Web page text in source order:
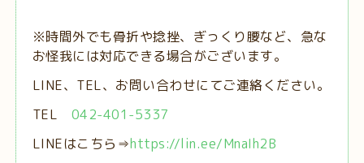
※時間外でも骨折や捻挫、ぎっくり腰など、急な
お怪我には対応できる場合がございます。
LINE、TEL、お問い合わせにてご連絡ください。
TEL 042-401-5337
LINEはこちら⇒https://lin.ee/MnaIh2B